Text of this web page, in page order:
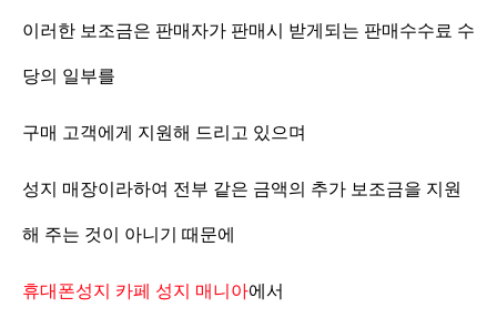
이러한 보조금은 판매자가 판매시 받게되는 판매수수료 수
당의 일부를
구매 고객에게 지원해 드리고 있으며
성지 매장이라하여 전부 같은 금액의 추가 보조금을 지원
해 주는 것이 아니기 때문에
휴대폰성지 카페 성지 매니아에서